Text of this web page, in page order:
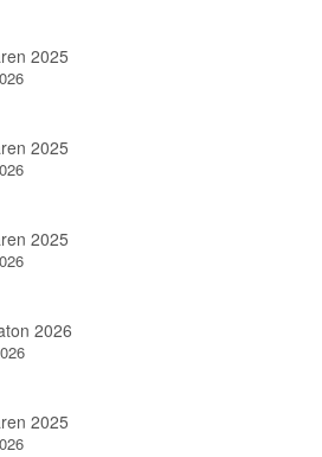
2025
2025
2025
2026
2025